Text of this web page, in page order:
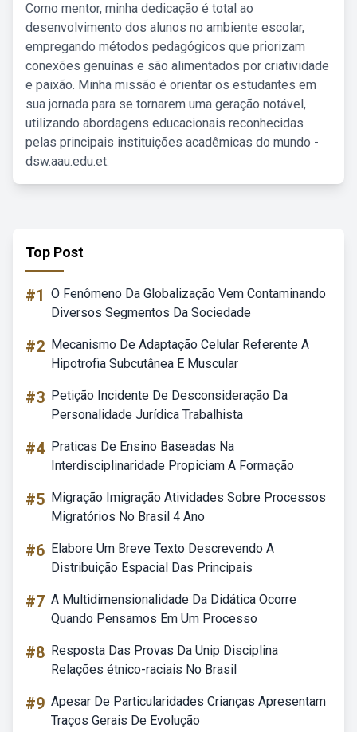
Como mentor, minha dedicação é total ao
desenvolvimento dos alunos no ambiente escolar,
empregando métodos pedagógicos que priorizam
conexões genuínas e são alimentados por criatividade
e paixão. Minha missão é orientar os estudantes em
sua jornada para se tornarem uma geração notável,
utilizando abordagens educacionais reconhecidas
pelas principais instituições acadêmicas do mundo -
dsw.aau.edu.et.
Top Post
#1 O Fenômeno Da Globalização Vem Contaminando
Diversos Segmentos Da Sociedade
#2 Mecanismo De Adaptação Celular Referente A
Hipotrofia Subcutânea E Muscular
#3 Petição Incidente De Desconsideração Da
Personalidade Jurídica Trabalhista
#4 Praticas De Ensino Baseadas Na
Interdisciplinaridade Propiciam A Formação
#5 Migração Imigração Atividades Sobre Processos
Migratórios No Brasil 4 Ano
#6 Elabore Um Breve Texto Descrevendo A
Distribuição Espacial Das Principais
#7 A Multidimensionalidade Da Didática Ocorre
Quando Pensamos Em Um Processo
#8 Resposta Das Provas Da Unip Disciplina
Relações étnico-raciais No Brasil
#9 Apesar De Particularidades Crianças Apresentam
Traços Gerais De Evolução